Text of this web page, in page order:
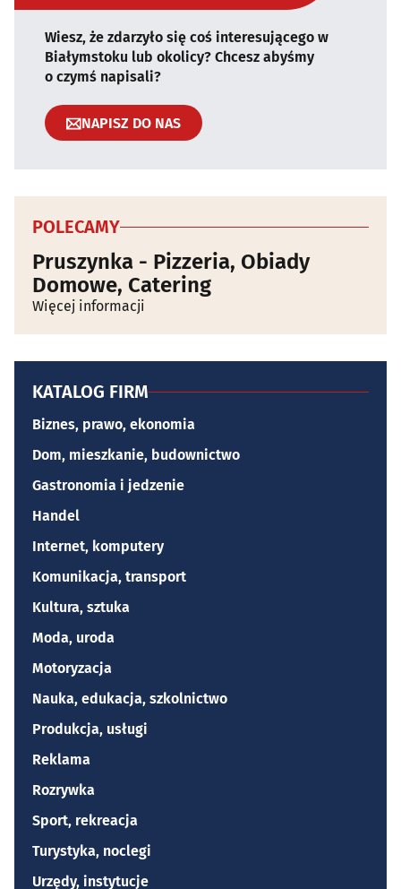
Wiesz, że zdarzyło się coś interesującego w
Białymstoku lub okolicy? Chcesz abyśmy
o czymś napisali?
NAPISZ DO NAS
POLECAMY
Pruszynka - Pizzeria, Obiady
Domowe, Catering
Więcej informacji
KATALOG FIRM
Biznes, prawo, ekonomia
Dom, mieszkanie, budownictwo
Gastronomia i jedzenie
Handel
Internet, komputery
Komunikacja, transport
Kultura, sztuka
Moda, uroda
Motoryzacja
Nauka, edukacja, szkolnictwo
Produkcja, usługi
Reklama
Rozrywka
Sport, rekreacja
Turystyka, noclegi
Urzędy, instytucje